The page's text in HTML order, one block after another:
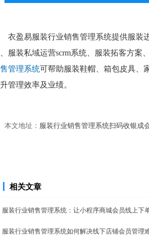
衣盈易服装行业销售管理系统提供服装
服装私域运营scrm系统、服装拓客方
管理系统可帮助服装鞋帽、箱包皮具、
管理效率及业绩。
本文地址： 服装行业销售管理系统扫码收银成
相关文章
服装行业销售管理系统：让小程序商城会员线上下
服装行业销售管理系统如何解决线下店铺会员管理